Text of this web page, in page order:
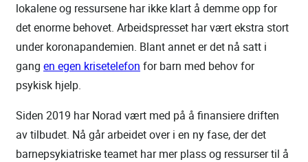
lokalene og ressursene har ikke klart å demme opp for
det enorme behovet. Arbeidspresset har vært ekstra stort
under koronapandemien. Blant annet er det nå satt i
gang en egen krisetelefon for barn med behov for
psykisk hjelp.
Siden 2019 har Norad vært med på å finansiere driften
av tilbudet. Nå går arbeidet over i en ny fase, der det
barnepsykiatriske teamet har mer plass og ressurser til å